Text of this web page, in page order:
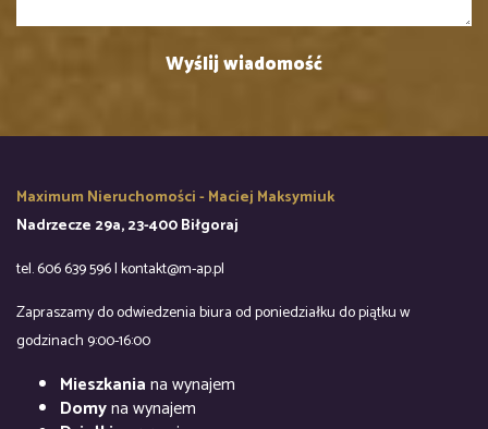
Maximum Nieruchomości - Maciej Maksymiuk
Nadrzecze 29a, 23-400 Biłgoraj
tel. 606 639 596 | kontakt@m-ap.pl
Zapraszamy do odwiedzenia biura od poniedziałku do piątku w
godzinach 9:00-16:00
Mieszkaniana wynajem
Domyna wynajem